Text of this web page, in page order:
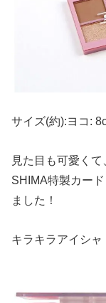
サイズ(約):ヨコ:
見た目も可愛く
SHIMA特製カー
ました！
キラキラアイシャ